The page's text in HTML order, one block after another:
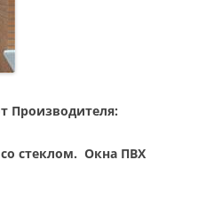
Производителя:
стеклом. Окна ПВХ